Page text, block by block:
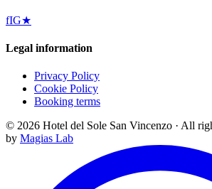
fIG★
Legal information
Privacy Policy
Cookie Policy
Booking terms
© 2026 Hotel del Sole San Vincenzo · All
by Magias Lab